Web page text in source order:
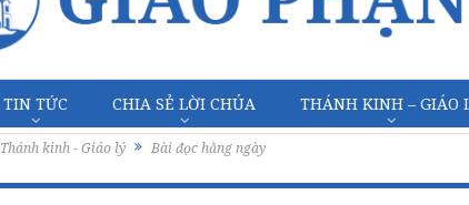
TIN TỨC CHIA SẺ LỜI CHÚA THÁNH KINH – GIÁO
Thánh kinh - Giáo lý Bài đọc hằng ngày